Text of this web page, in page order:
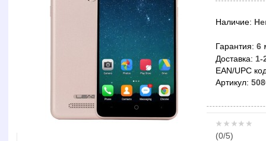
Наличие:
Гарантия: 6
Доставка: 1-
EAN/UPC
Артикул:
(0/5)